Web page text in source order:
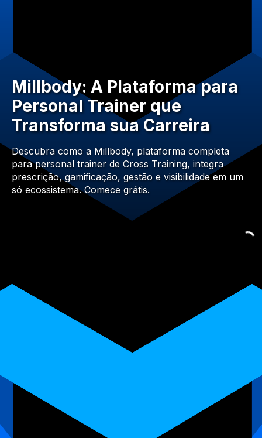
Millbody: A Plataforma para
Personal Trainer que
Transforma sua Carreira
Descubra como a Millbody, plataforma completa
para personal trainer de Cross Training, integra
prescrição, gamificação, gestão e visibilidade em um
só ecossistema. Comece grátis.